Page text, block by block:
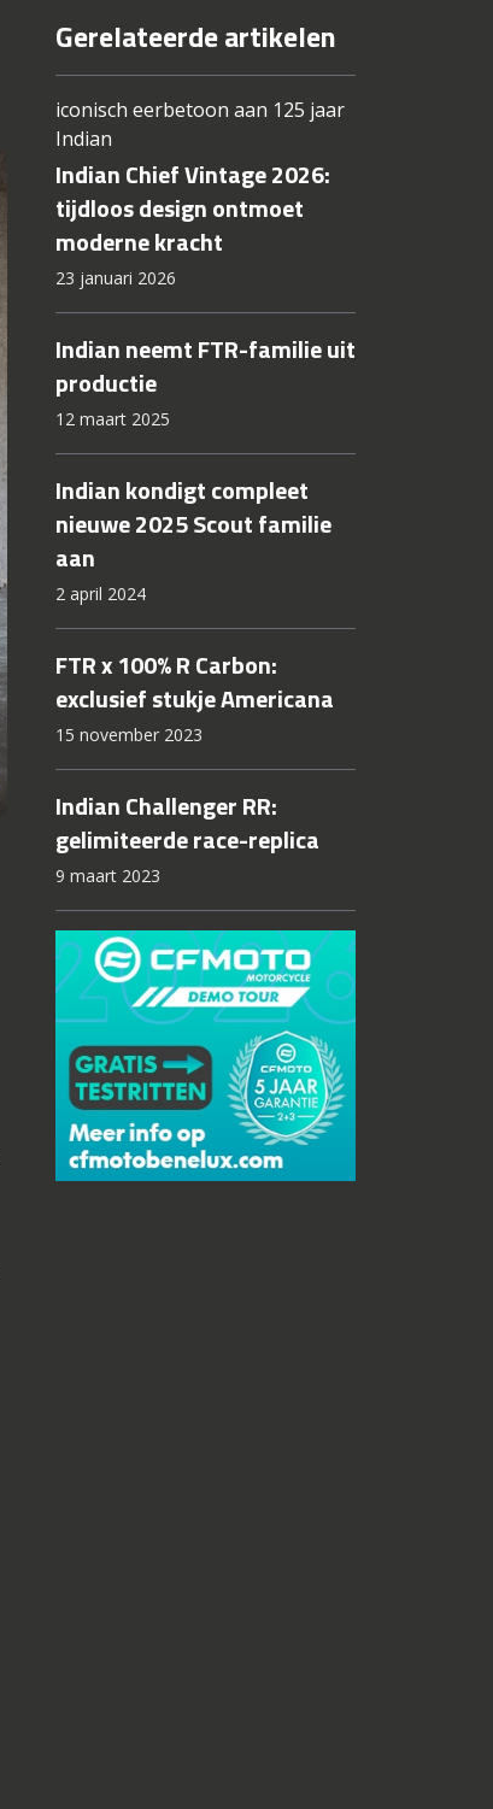
Gerelateerde artikelen
iconisch eerbetoon aan 125 jaar
Indian
Indian Chief Vintage 2026:
tijdloos design ontmoet
moderne kracht
23 januari 2026
Indian neemt FTR-familie uit
productie
12 maart 2025
Indian kondigt compleet
nieuwe 2025 Scout familie
aan
2 april 2024
FTR x 100% R Carbon:
exclusief stukje Americana
15 november 2023
Indian Challenger RR:
gelimiteerde race-replica
9 maart 2023